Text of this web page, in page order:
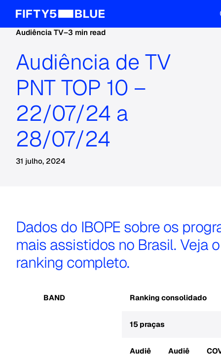
Audiência TV–3 min read
Audiência de TV
PNT TOP 10 –
22/07/24 a
28/07/24
31 julho, 2024
Dados do IBOPE sobre os
mais assistidos no Brasil. Veja o
ranking completo.
BAND Ranking consolidado
15 praças
Audiê
Audiê